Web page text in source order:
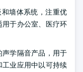
墙体系统，注重优
于办公室、医疗环
学隔音产品，用于
业应用中以可持续